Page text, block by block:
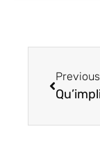
Previous